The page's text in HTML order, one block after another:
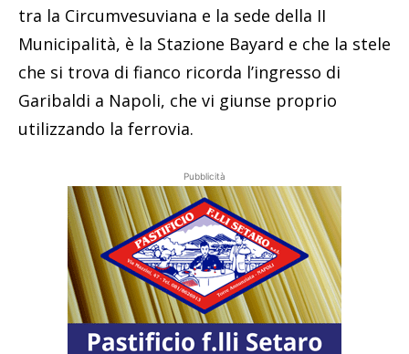
tra la Circumvesuviana e la sede della II
Municipalità, è la Stazione Bayard e che la stele
che si trova di fianco ricorda l’ingresso di
Garibaldi a Napoli, che vi giunse proprio
utilizzando la ferrovia.
Pubblicità